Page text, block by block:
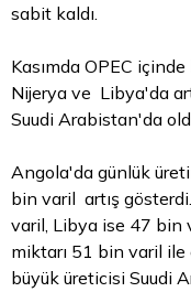
sabit kaldı.
Kasımda OPEC
Nijerya ve Libya'da
Suudi Arabistan'da
Angola'da günlük
bin varil artış
varil, Libya ise 47 bin
miktarı 51 bin varil
büyük üreticisi Suudi